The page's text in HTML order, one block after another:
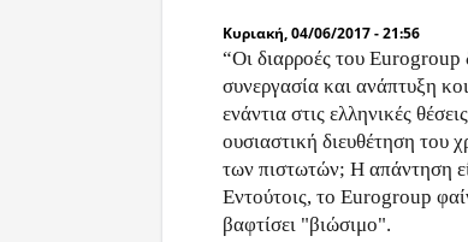
Κυριακή, 04/06/2017 - 21:56
“Οι διαρροές του Eurogroup
συνεργασία και ανάπτυξη
ενάντια στις ελληνικές
ουσιαστική διευθέτηση του
των πιστωτών; Η απάντηση
Εντούτοις, το Eurogroup
βαφτίσει "βιώσιμο".